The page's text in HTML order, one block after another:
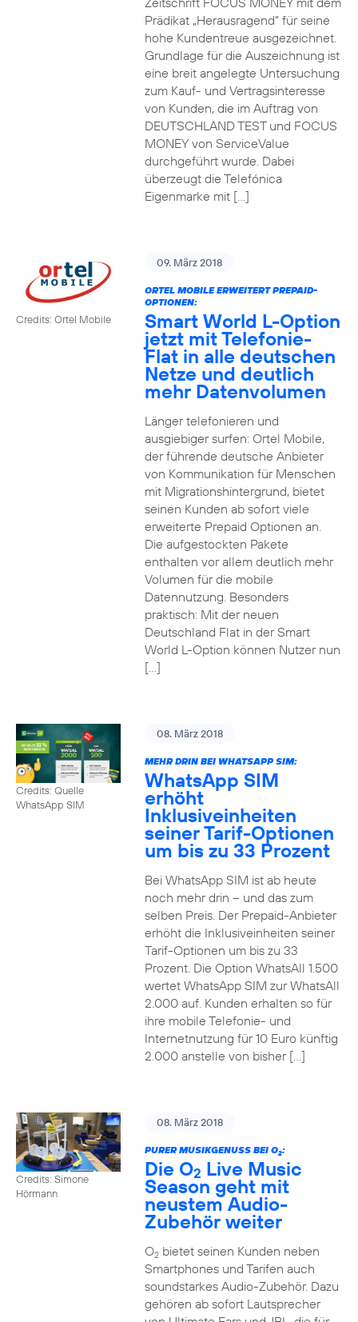
Prädikat „Herausragend“ für seine
hohe Kundentreue ausgezeichnet.
Grundlage für die Auszeichnung ist
eine breit angelegte Untersuchung
zum Kauf- und Vertragsinteresse
von Kunden, die im Auftrag von
DEUTSCHLAND TEST und FOCUS
MONEY von ServiceValue
durchgeführt wurde. Dabei
überzeugt die Telefónica
Eigenmarke mit […]
Credits: Ortel Mobile
09. März 2018
ORTEL MOBILE ERWEITERT PREPAID-
OPTIONEN:
Smart World L-Option
jetzt mit Telefonie-
Flat in alle deutschen
Netze und deutlich
mehr Datenvolumen
Länger telefonieren und
ausgiebiger surfen: Ortel Mobile,
der führende deutsche Anbieter
von Kommunikation für Menschen
mit Migrationshintergrund, bietet
seinen Kunden ab sofort viele
erweiterte Prepaid Optionen an.
Die aufgestockten Pakete
enthalten vor allem deutlich mehr
Volumen für die mobile
Datennutzung. Besonders
praktisch: Mit der neuen
Deutschland Flat in der Smart
World L-Option können Nutzer nun
[…]
Credits: Quelle
WhatsApp SIM
08. März 2018
MEHR DRIN BEI WHATSAPP SIM:
WhatsApp SIM
erhöht
Inklusiveinheiten
seiner Tarif-Optionen
um bis zu 33 Prozent
Bei WhatsApp SIM ist ab heute
noch mehr drin – und das zum
selben Preis. Der Prepaid-Anbieter
erhöht die Inklusiveinheiten seiner
Tarif-Optionen um bis zu 33
Prozent. Die Option WhatsAll 1.500
wertet WhatsApp SIM zur WhatsAll
2.000 auf. Kunden erhalten so für
ihre mobile Telefonie- und
Internetnutzung für 10 Euro künftig
2.000 anstelle von bisher […]
Credits: Simone
Hörmann
08. März 2018
PURER MUSIKGENUSS BEI O2:
Die O2 Live Music
Season geht mit
neustem Audio-
Zubehör weiter
O2bietet seinen Kunden neben
Smartphones und Tarifen auch
soundstarkes Audio-Zubehör. Dazu
gehören ab sofort Lautsprecher